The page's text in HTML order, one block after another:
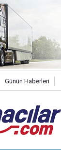
Günün Haberleri